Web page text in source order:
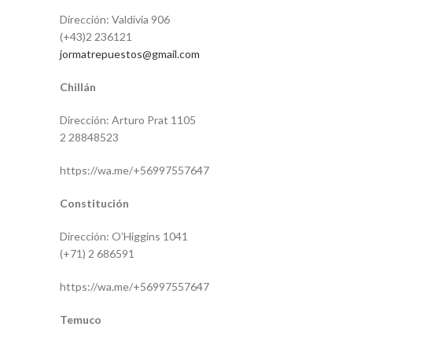
Dirección: Valdivia 906
(+43)2 236121
jormatrepuestos@gmail.com
Chillán
Dirección: Arturo Prat 1105
2 28848523
https://wa.me/+56997557647
Constitución
Dirección: O’Higgins 1041
(+71) 2 686591
https://wa.me/+56997557647
Temuco